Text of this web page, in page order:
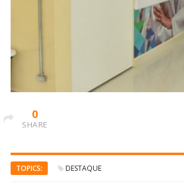
0
SHARE
TOPICS: DESTAQUE